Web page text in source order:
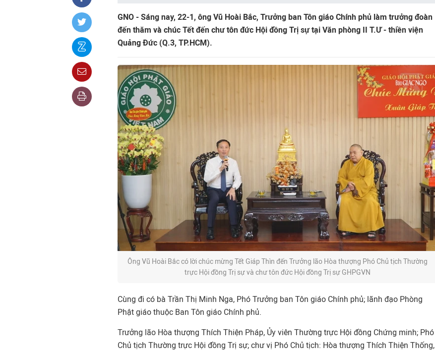
GNO - Sáng nay, 22-1, ông Vũ Hoài Bắc, Trưởng ban Tôn giáo Chính phủ làm trưởng đoàn
đến thăm và chúc Tết đến chư tôn đức Hội đồng Trị sự tại Văn phòng II T.Ư - thiền viện
Quảng Đức (Q.3, TP.HCM).
Ông Vũ Hoài Bắc có lời chúc mừng Tết Giáp Thìn đến Trưởng lão Hòa thượng Phó Chủ tịch Thường
trực Hội đồng Trị sự và chư tôn đức Hội đồng Trị sự GHPGVN
Cùng đi có bà Trần Thị Minh Nga, Phó Trưởng ban Tôn giáo Chính phủ; lãnh đạo Phòng
Phật giáo thuộc Ban Tôn giáo Chính phủ.
Trưởng lão Hòa thượng Thích Thiện Pháp, Ủy viên Thường trực Hội đồng Chứng minh; Phó
Chủ tịch Thường trực Hội đồng Trị sự; chư vị Phó Chủ tịch: Hòa thượng Thích Thiện Thống,